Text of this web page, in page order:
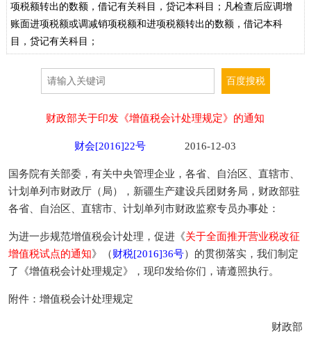
项税额转出的数额，借记有关科目，贷记本科目；凡检查后应调增
账面进项税额或调减销项税额和进项税额转出的数额，借记本科
目，贷记有关科目；
财政部关于印发《增值税会计处理规定》的通知
财会[2016]22号 2016-12-03
国务院有关部委，有关中央管理企业，各省、自治区、直辖市、
计划单列市财政厅（局），新疆生产建设兵团财务局，财政部驻
各省、自治区、直辖市、计划单列市财政监察专员办事处：
为进一步规范增值税会计处理，促进《关于全面推开营业税改征
增值税试点的通知》（财税[2016]36号）的贯彻落实，我们制定
了《增值税会计处理规定》，现印发给你们，请遵照执行。
附件：增值税会计处理规定
财政部